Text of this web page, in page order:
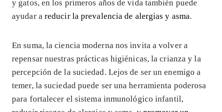
y gatos, en los primeros años de vida también puede
ayudar a reducir la prevalencia de alergias y asma.
En suma, la ciencia moderna nos invita a volver a
repensar nuestras prácticas higiénicas, la crianza y la
percepción de la suciedad. Lejos de ser un enemigo a
temer, la suciedad puede ser una herramienta poderosa
para fortalecer el sistema inmunológico infantil,